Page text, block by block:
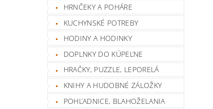
HRNČEKY A POHÁRE
KUCHYNSKÉ POTREBY
HODINY A HODINKY
DOPLNKY DO KÚPEĽNE
HRAČKY, PUZZLE, LEPORELÁ
KNIHY A HUDOBNÉ ZÁLOŽKY
POHĽADNICE, BLAHOŽELANIA